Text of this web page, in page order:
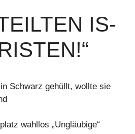
IS-
Schwarz gehüllt, wollte sie
wahllos „Ungläubige“